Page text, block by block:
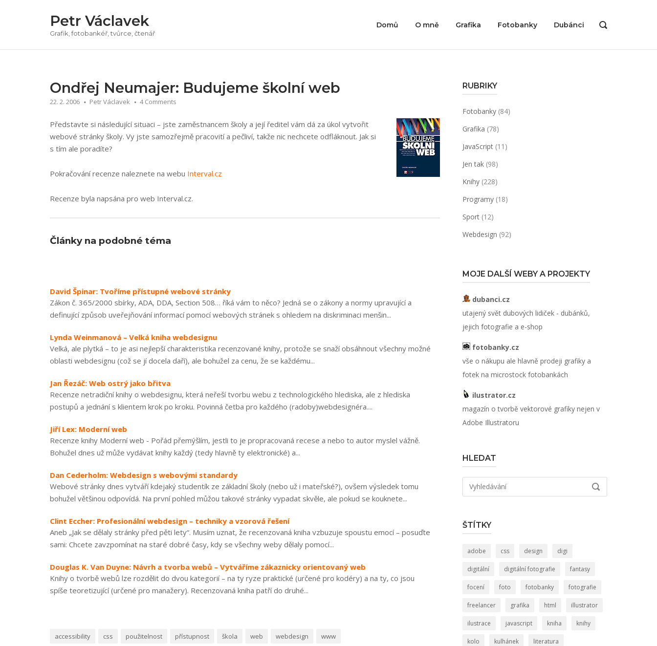
Petr Václavek
Grafik, fotobankéř, tvůrce, čtenář
Domů O mně Grafika Fotobanky Dubánci
OPEN
Ondřej Neumajer: Budujeme školní web
22. 2. 2006 Petr Václavek 4 Comments
Představte si následující situaci – jste zaměstnancem školy a její ředitel vám dá za úkol vytvořit
webové stránky školy. Vy jste samozřejmě pracovití a pečliví, takže nic nechcete odfláknout. Jak si
s tím ale poradíte?
Pokračování recenze naleznete na webu Interval.cz
Recenze byla napsána pro web Interval.cz.
Články na podobné téma
David Špinar: Tvoříme přístupné webové stránky
Zákon č. 365/2000 sbírky, ADA, DDA, Section 508… říká vám to něco? Jedná se o zákony a normy upravující a
definující způsob uveřejňování informací pomocí webových stránek s ohledem na diskriminaci menšin...
Lynda Weinmanová – Velká kniha webdesignu
Velká, ale plytká – to je asi nejlepší charakteristika recenzované knihy, protože se snaží obsáhnout všechny možné
oblasti webdesignu (což se jí docela daří), ale bohužel za cenu, že se každému...
Jan Řezáč: Web ostrý jako břitva
Recenze netradiční knihy o webdesignu, která neřeší tvorbu webu z technologického hlediska, ale z hlediska
postupů a jednání s klientem krok po kroku. Povinná četba pro každého (radoby)webdesignéra....
Jiří Lex: Moderní web
Recenze knihy Moderní web - Pořád přemýšlím, jestli to je propracovaná recese a nebo to autor myslel vážně.
Bohužel dnes už může vydávat knihy každý (tedy hlavně ty elektronické) a...
Dan Cederholm: Webdesign s webovými standardy
Webové stránky dnes vytváří kdejaký studentík ze základní školy (nebo už i mateřské?), ovšem výsledek tomu
bohužel většinou odpovídá. Na první pohled můžou takové stránky vypadat skvěle, ale pokud se kouknete...
Clint Eccher: Profesionální webdesign – techniky a vzorová řešení
Aneb „Jak se dělaly stránky před pěti lety“. Musím uznat, že recenzovaná kniha vzbuzuje spoustu emocí – posuďte
sami: Chcete zavzpomínat na staré dobré časy, kdy se všechny weby dělaly pomocí...
Douglas K. Van Duyne: Návrh a tvorba webů – Vytváříme zákaznicky orientovaný web
Knihy o tvorbě webů lze rozdělit do dvou kategorií – na ty ryze praktické (určené pro kodéry) a na ty, co jsou
spíše teoretizující (určené pro manažery). Recenzovaná kniha patří do druhé...
accessibility css použitelnost přístupnost škola web webdesign www
RUBRIKY
Fotobanky(84)
Grafika (78)
JavaScript(11)
Jen tak(98)
Knihy(228)
Programy(18)
Sport(12)
Webdesign (92)
MOJE DALŠÍ WEBY A PROJEKTY
dubanci.cz
utajený svět dubových lidiček - dubánků,
jejich fotografie a e-shop
fotobanky.cz
vše o nákupu ale hlavně prodeji grafiky a
fotek na microstock fotobankách
ilustrator.cz
magazín o tvorbě vektorové grafiky nejen v
Adobe Illustratoru
HLEDAT
Hledat:
VYHLEDÁVÁNÍ
ŠTÍTKY
adobe css design digi
digitální digitální fotografie fantasy
focení foto fotobanky fotografie
freelancer grafika html illustrator
ilustrace javascript kniha knihy
kolo kulhánek literatura